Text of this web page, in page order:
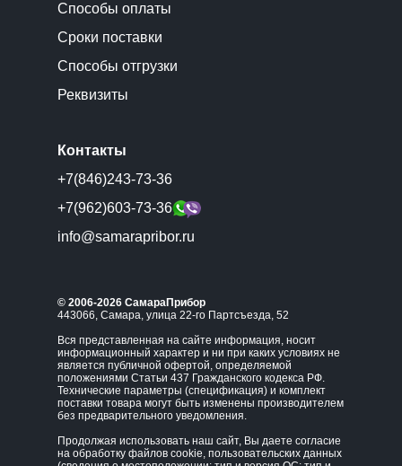
Способы оплаты
Сроки поставки
Способы отгрузки
Реквизиты
Контакты
+7(846)243-73-36
+7(962)603-73-36
info@samarapribor.ru
© 2006-2026 СамараПрибор
443066, Самара, улица 22-го Партсъезда, 52
Вся представленная на сайте информация, носит
информационный характер и ни при каких условиях не
является публичной офертой, определяемой
положениями Статьи 437 Гражданского кодекса РФ.
Технические параметры (спецификация) и комплект
поставки товара могут быть изменены производителем
без предварительного уведомления.
Продолжая использовать наш сайт, Вы даете согласие
на обработку файлов cookie, пользовательских данных